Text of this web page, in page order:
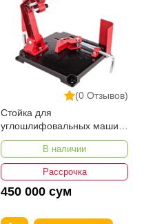
(0 Отзывов)
Стойка для
углошлифовальных машин
Number One NAGS-230
В наличии
Рассрочка
450 000 сум